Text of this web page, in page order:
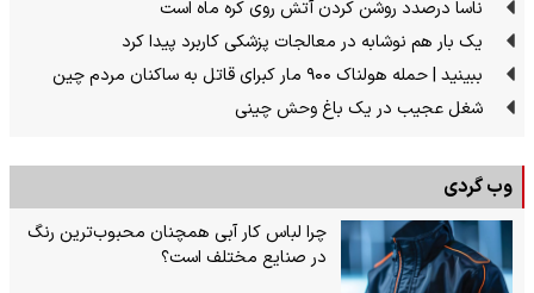
ناسا درصدد روشن کردن آتش روی کره ماه است
یک بار هم نوشابه در معالجات پزشکی کاربرد پیدا کرد
ببینید | حمله هولناک ۹۰۰ مار کبرای قاتل به ساکنان مردم چین
شغل عجیب در یک باغ وحش چینی
وب گردی
چرا لباس کار آبی همچنان محبوب‌ترین رنگ
در صنایع مختلف است؟